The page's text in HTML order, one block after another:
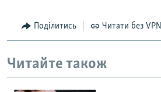
Поділитись Читати без VPN
Читайте також